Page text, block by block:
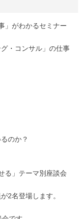
」がわかるセミナー
・コンサル」の仕事
のか？
る」テーマ別座談会
2名登場します。